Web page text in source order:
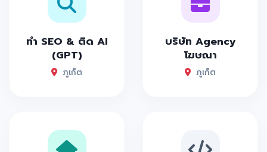
ทำ SEO & ติด AI
(GPT)
ภูเก็ต
บริษัท Agency
โฆษณา
ภูเก็ต